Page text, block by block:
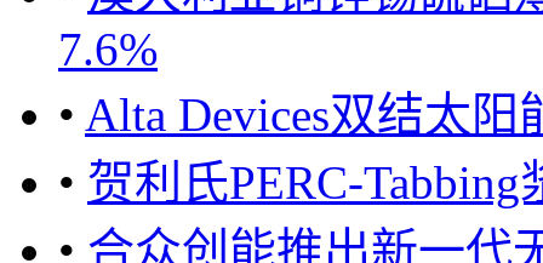
7.6%
• Alta Devices双结太
• 贺利氏PERC-
• 合众创能推出新一代